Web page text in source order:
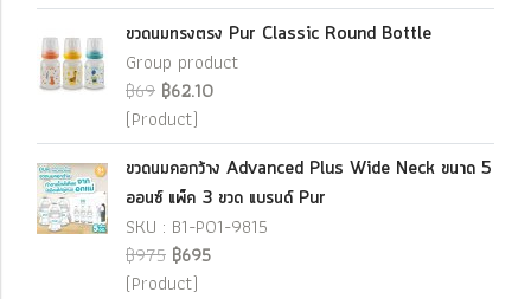
ขวดนมทรงตรง Pur Classic Round Bottle
Group product
฿69 ฿62.10
(Product)
ขวดนมคอกว้าง Advanced Plus Wide Neck ขนาด 5
ออนซ์ แพ็ค 3 ขวด แบรนด์ Pur
SKU : B1-P01-9815
฿975 ฿695
(Product)